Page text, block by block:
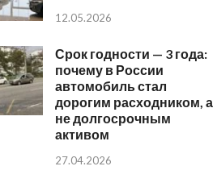
12.05.2026
Срок годности — 3 года:
почему в России
автомобиль стал
дорогим расходником, а
не долгосрочным
активом
27.04.2026